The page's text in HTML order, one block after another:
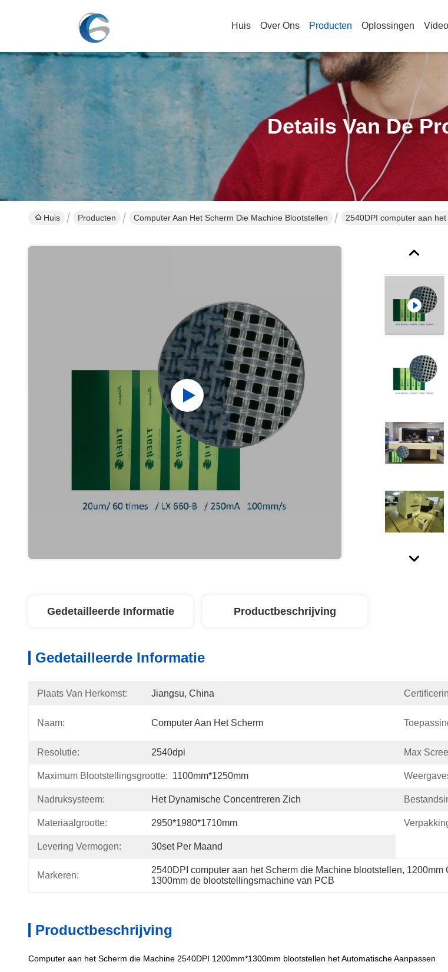
Huis Over Ons Producten Oplossingen Video
Details Van De
Huis Producten Computer Aan Het Scherm Die Machine Blootstellen 2540DPI computer aan
Gedetailleerde Informatie Productbeschrijving
Gedetailleerde Informatie
Plaats Van Herkomst: Jiangsu, China
Naam: Computer Aan Het Scherm
Resolutie: 2540dpi Max
Maximum Blootstellingsgrootte: 1100mm*1250mm
Nadruksysteem: Het Dynamische Concentreren Zich
Materiaalgrootte: 2950*1980*1710mm
Levering Vermogen: 30set Per Maand
Markeren:
2540DPI computer aan het Scherm die Machine blootstellen, 1200mm
1300mm de blootstellingsmachine van PCB
Productbeschrijving
Computer aan het Scherm die Machine 2540DPI 1200mm*1300mm blootstellen het Automatische Aanpassen